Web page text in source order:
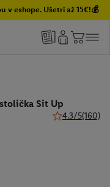
v eshope. Ušetri až 15€!💰
Sit Up
4.3/5(160)